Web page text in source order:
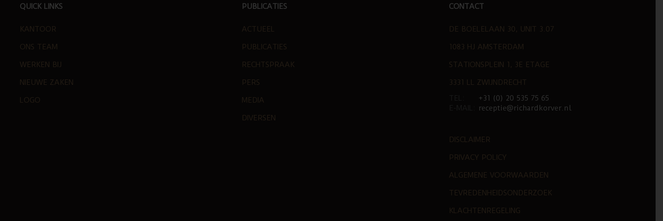
FOOTERQUICK LINKS
KANTOOR
ONS TEAM
WERKEN BIJ
NIEUWE ZAKEN
LOGO
PUBLICATIES
ACTUEEL
PUBLICATIES
RECHTSPRAAK
PERS
MEDIA
DIVERSEN
CONTACT
DE BOELELAAN 30, UNIT 3.07
1083 HJ AMSTERDAM
STATIONSPLEIN 1, 3E ETAGE
3331 LL ZWIJNDRECHT
+31 (0) 20 535 75 65
receptie@richardkorver.nl
DISCLAIMER
PRIVACY POLICY
ALGEMENE VOORWAARDEN
TEVREDENHEIDSONDERZOEK
KLACHTENREGELING